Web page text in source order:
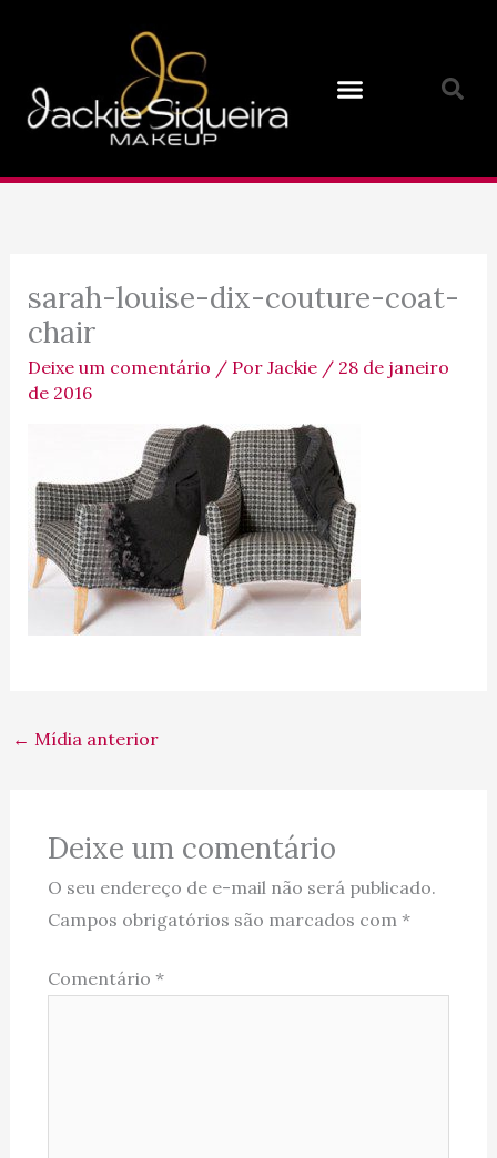
conteúdo
sarah-louise-dix-couture-coat-
chair
Deixe um comentário / Por Jackie / 28 de janeiro
de 2016
← Mídia anterior
Deixe um comentário
O seu endereço de e-mail não será publicado.
Campos obrigatórios são marcados com *
Comentário *